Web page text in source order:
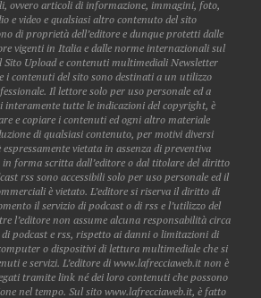
ovvero articoli di informazione, immagini, foto,
e video e qualsiasi altro contenuto del sito
di proprietà dell’editore e dunque protetti dalle
vigenti in Italia e dalle norme internazionali sul
Sito Upload e contenuti multimediali Newsletter
i contenuti del sito sono destinati a un utilizzo
Il lettore solo per uso personale ed a
interamente tutte le indicazioni del copyright, è
e copiare i contenuti ed ogni altro materiale
di qualsiasi contenuto, per motivi diversi
espressamente vietata in assenza di preventiva
forma scritta dall’editore o dal titolare del diritto
rss sono accessibili solo per uso personale ed il
è vietato. L’editore si riserva il diritto di
il servizio di podcast o di rss e l’utilizzo del
l’editore non assume alcuna responsabilità circa
podcast e rss, rispetto ai danni o limitazioni di
o dispositivi di lettura multimediale che si
e servizi. L’editore di www.lafrecciaweb.it non è
tramite link né dei loro contenuti che possono
nel tempo. Sul sito www.lafrecciaweb.it, è fatto